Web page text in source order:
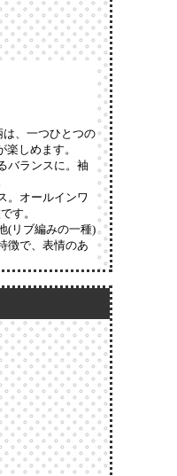
、一つひとつの
しめます。
バランスに。袖
。オールインワ
す。
(リブ編みの一種)
徴で、表情のあ